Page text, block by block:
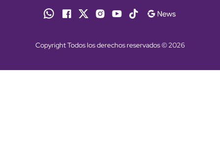
Copyright Todos los derechos reservados © 2026